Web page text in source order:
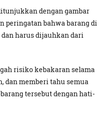
dengan gambar
peringatan bahwa barang di
harus dijauhkan dari
risiko kebakaran selama
dan memberi tahu semua
tersebut dengan hati-